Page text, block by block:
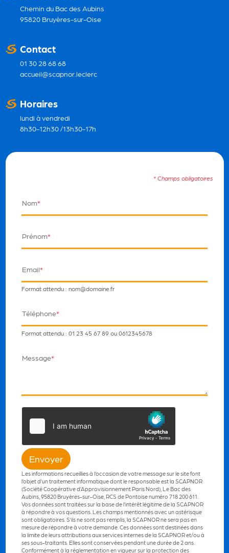
Chemin du Bac des Aubins
95820 Bruyères-sur-Oise
Contact
01 30 28 68 68
accueil@scapnor.leclerc
Horaires
lundi à vendredi
8h30-12h30 /13h30-17h
* Champs obligatoires
Nom*
Prénom*
Email*
Format attendu : nom@domaine.fr
Téléphone*
Format attendu : 01 23 45 67 89 ou 0612345678
Message*
Envoyer
Les informations recueillies à l’occasion de votre message sur le site font
l’objet d’un traitement informatique dont le responsable est la SCAPNOR
(Société Coopérative d’Approvisionnement Paris Nord), Le Bac des
Aubins, 95820 Bruyères-sur-Oise, RCS de Pontoise numéro 718 200 611.
Vos données sont traitées sur la base de l’intérêt légitime de la SCAPNOR
à répondre à vos questions. Les champs mentionnés avec un astérisque
sont obligatoires. S’ils ne sont pas remplis, la SCAPNOR ne sera pas en
mesure de répondre à votre demande. Ces données sont destinées dans
la limite de leurs attributions aux services internes de la SCAPNOR et/ou à
ses sous-traitants. Elles sont conservées pendant une durée de 2 ans.
Conformément à la réglementation en vigueur sur la protection des